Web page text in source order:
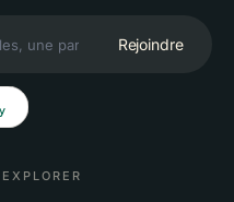
Rejoindre
EXPLORER